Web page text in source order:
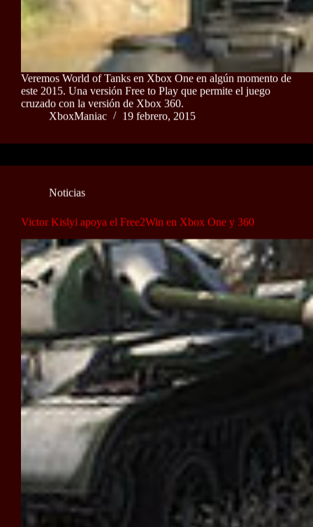
Veremos World of Tanks en Xbox One en algún momento de
este 2015. Una versión Free to Play que permite el juego
cruzado con la versión de Xbox 360.
XboxManiac
19 febrero, 2015
Noticias
Victor Kislyi apoya el Free2Win en Xbox One y 360